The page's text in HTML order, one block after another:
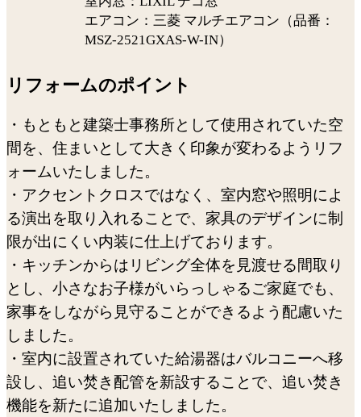
エアコン：三菱 マルチエアコン（品番：
MSZ-2521GXAS-W-IN）
リフォームのポイント
・もともと建築士事務所として使用されていた空
間を、住まいとして大きく印象が変わるようリフ
ォームいたしました。
・アクセントクロスではなく、室内窓や照明によ
る演出を取り入れることで、家具のデザインに制
限が出にくい内装に仕上げております。
・キッチンからはリビング全体を見渡せる間取り
とし、小さなお子様がいらっしゃるご家庭でも、
家事をしながら見守ることができるよう配慮いた
しました。
・室内に設置されていた給湯器はバルコニーへ移
設し、追い焚き配管を新設することで、追い焚き
機能を新たに追加いたしました。